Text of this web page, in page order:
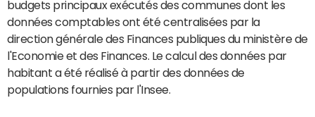
budgets principaux exécutés des communes dont les
données comptables ont été centralisées par la
direction générale des Finances publiques du ministère de
l'Economie et des Finances. Le calcul des données par
habitant a été réalisé à partir des données de
populations fournies par l'Insee.